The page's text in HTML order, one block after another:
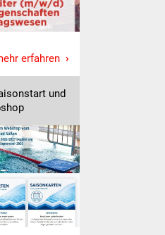
Baugrundstücke
Haushalt & Infos
Wirtschaftsförderung
Gewerbeimmobilien
IKG Auen
Ausschreibungen
erfahren
und